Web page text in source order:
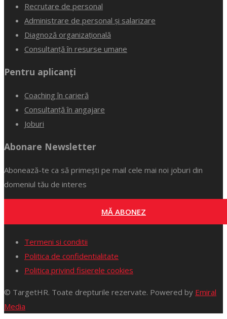
Recrutare de personal
Administrare de personal și salarizare
Diagnoză organizațională
Consultanță în resurse umane
Pentru aplicanți
Coaching în carieră
Consultanță în angajare
Joburi
Abonare Newsletter
Abonează-te ca să primești pe mail cele mai noi joburi din
domeniul tău de interes
MĂ ABONEZ
Termeni si conditii
Politica de confidentialitate
Politica privind fisierele cookies
© TargetHR. Toate drepturile rezervate. Powered by Emiral
Media